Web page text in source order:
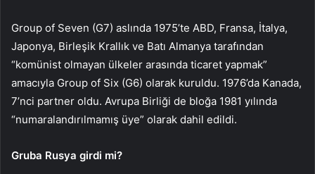
Group of Seven (G7) aslın­da 1975’te ABD, Fransa, İtal­ya,
Japonya, Birleşik Kral­lık ve Batı Almanya tarafın­dan
“komünist olmayan ülkeler arasında ticaret yapmak”
amacıyla Group of Six (G6) olarak kuruldu. 1976’da Kanada,
7’nci part­ner oldu. Avrupa Birliği de bloğa 1981 yılında
“numa­ralandırılmamış üye” ola­rak dahil edildi.
Gruba Rusya girdi mi?